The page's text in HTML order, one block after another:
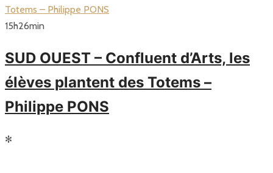
15h26min
SUD OUEST – Confluent d’Arts, les
élèves plantent des Totems –
Philippe PONS
✻